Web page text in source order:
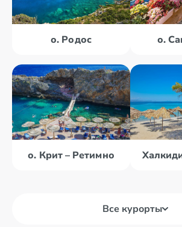
о. Родос о.
о. Крит – Ретимно
Все курорты